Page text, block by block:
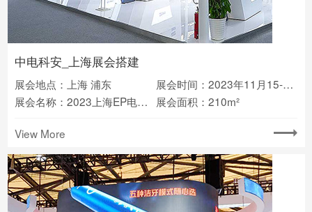
中电科安_上海展会搭建
展会地点：上海 浦东
展会时间：2023年11月15-17日
展会名称：2023上海EP电力展(2023EP)
展会面积：210m²
View More